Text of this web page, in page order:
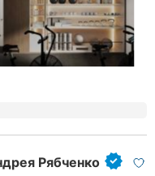
Рябченко